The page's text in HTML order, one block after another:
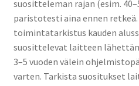
suositteleman rajan (esim.
paristotesti aina ennen
toimintatarkistus kauden
suosittelevat laitteen
3–5 vuoden välein
varten. Tarkista suositukset